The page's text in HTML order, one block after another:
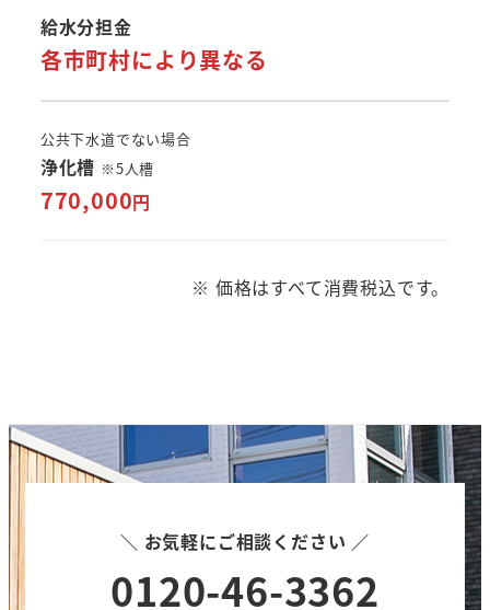
給水分担金
各市町村により異なる
公共下水道でない場合
浄化槽 ※5人槽
770,000円
※ 価格はすべて消費税込です。
＼ お気軽にご相談ください ／
0120-46-3362